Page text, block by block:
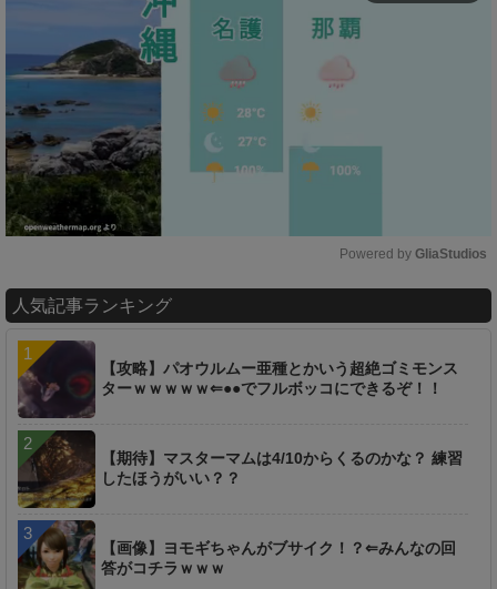
u
e
Powered by GliaStudios
人気記事ランキング
【攻略】パオウルムー亜種とかいう超絶ゴミモンス
ターｗｗｗｗｗ⇐●●でフルボッコにできるぞ！！
【期待】マスターマムは4/10からくるのかな？ 練習
したほうがいい？？
【画像】ヨモギちゃんがブサイク！？⇐みんなの回
答がコチラｗｗｗ